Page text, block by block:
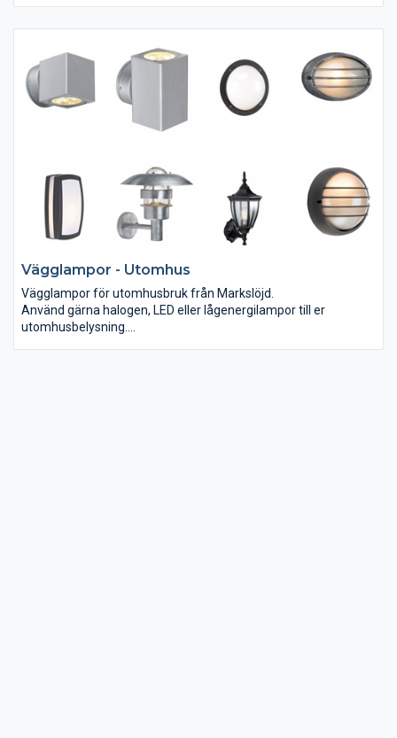
Vägglampor - Utomhus
Vägglampor för utomhusbruk från Markslöjd.
Använd gärna halogen, LED eller lågenergilampor till er
utomhusbelysning.